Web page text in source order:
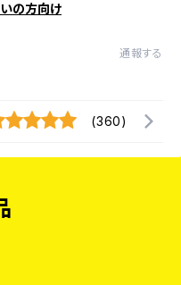
の方向け
通報する
(360)